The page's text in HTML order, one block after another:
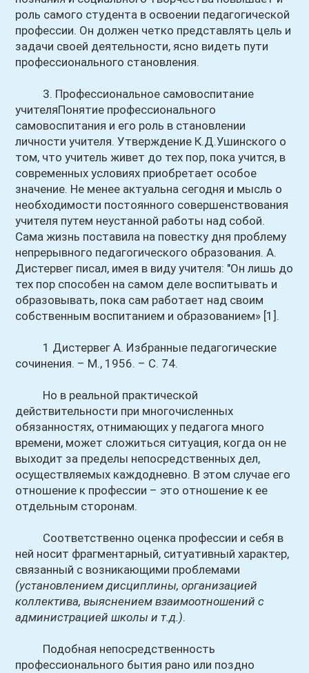
роль самого студента в освоении педагогической
профессии. Он должен четко представлять цель и
задачи своей деятельности, ясно видеть пути
профессионального становления.
3. Профессиональное самовоспитание
учителяПонятие профессионального
самовоспитания и его роль в становлении
личности учителя. Утверждение К.Д.Ушинского о
том, что учитель живет до тех пор, пока учится, в
современных условиях приобретает особое
значение. Не менее актуальна сегодня и мысль о
необходимости постоянного совершенствования
учителя путем неустанной работы над собой.
Сама жизнь поставила на повестку дня проблему
непрерывного педагогического образования. А.
Дистервег писал, имея в виду учителя: "Он лишь до
тех пор способен на самом деле воспитывать и
образовывать, пока сам работает над своим
собственным воспитанием и образованием» [1].
1 Дистервег А. Избранные педагогические
сочинения. – М., 1956. – С. 74.
Но в реальной практической
действительности при многочисленных
обязанностях, отнимающих у педагога много
времени, может сложиться ситуация, когда он не
выходит за пределы непосредственных дел,
осуществляемых каждодневно. В этом случае его
отношение к профессии – это отношение к ее
отдельным сторонам.
Соответственно оценка профессии и себя в
ней носит фрагментарный, ситуативный характер,
связанный с возникающими проблемами
(установлением дисциплины, организацией
коллектива, выяснением взаимоотношений с
администрацией школы и т.д.).
Подобная непосредственность
профессионального бытия рано или поздно